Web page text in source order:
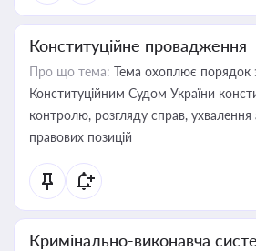
Конституційне провадження
Про що тема: Тема охоплює порядок
Конституційним Судом України
контролю, розгляду справ, ухвалення
правових позицій
Кримінально-виконавча